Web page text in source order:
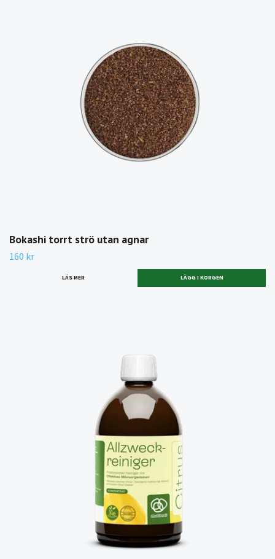
Bokashi torrt strö utan agnar
160 kr
LÄS MER LÄGG I KORGEN